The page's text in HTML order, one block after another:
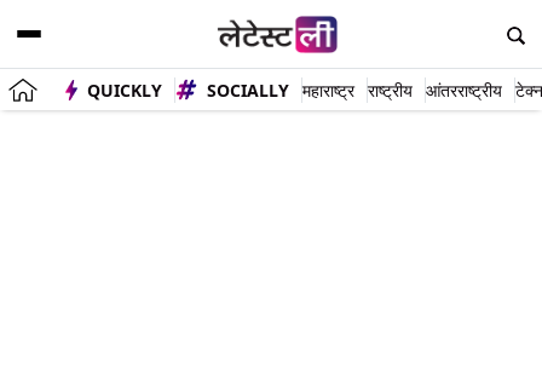
QUICKLY SOCIALLY महाराष्ट्र राष्ट्रीय आंतरराष्ट्रीय